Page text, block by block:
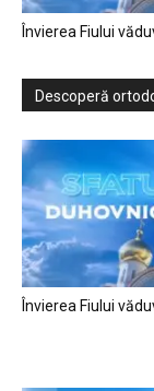
Învierea Fiului
Descoperă
Învierea Fiului